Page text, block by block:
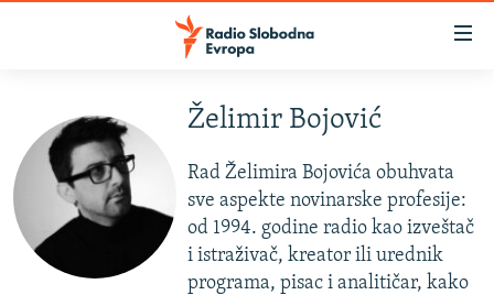
glavni
sadržaj
Pređite
na
glavnu
navigaciju
VIJESTI
BOSNA I HERCEGOVINA
SRBIJA
KOSOVO
CRNA GORA
Želimir Bojović
Rad Želimira Bojovića obuhvata
sve aspekte novinarske profesije:
od 1994. godine radio kao izveštač
i istraživač, kreator ili urednik
programa, pisac i analitičar, kako